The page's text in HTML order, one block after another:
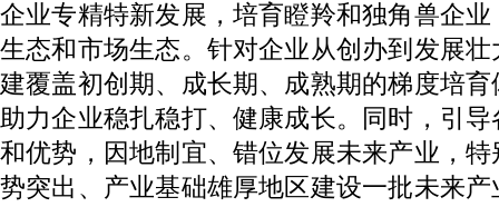
企业专精特新发展，培育瞪羚和独角兽企
生态和市场生态。针对企业从创办到发展
建覆盖初创期、成长期、成熟期的梯度培
助力企业稳扎稳打、健康成长。同时，引
和优势，因地制宜、错位发展未来产业，
势突出、产业基础雄厚地区建设一批未来